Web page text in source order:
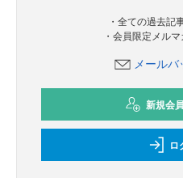
・全ての過去記
・会員限定メル
メール
新規会
ロ